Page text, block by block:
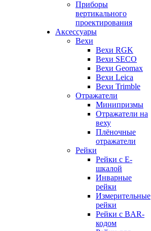
Приборы
вертикального
проектирования
Аксессуары
Вехи
Вехи RGK
Вехи SECO
Вехи Geomax
Вехи Leica
Вехи Trimble
Отражатели
Минипризмы
Отражатели на
веху
Плёночные
отражатели
Рейки
Рейки с E-
шкалой
Инварные
рейки
Измерительные
рейки
Рейки с BAR-
кодом